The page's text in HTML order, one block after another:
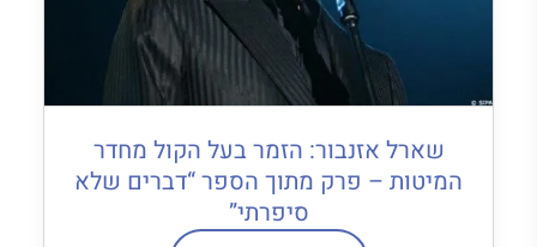
שארל אזנבור: הזמר בעל הקול מחדר
המיטות – פרק מתוך הספר “דברים שלא
סיפרתי”